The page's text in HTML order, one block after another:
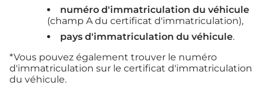
numéro d'immatriculation du véhicule
(champ A du certificat d'immatriculation),
pays d'immatriculation du véhicule.
*Vous pouvez également trouver le numéro
d'immatriculation sur le certificat d'immatriculation
du véhicule.